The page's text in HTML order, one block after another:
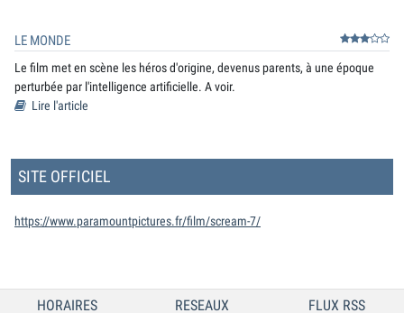
LE MONDE
Le film met en scène les héros d'origine, devenus parents, à une époque
perturbée par l'intelligence artificielle. A voir.
Lire l'article
SITE OFFICIEL
https://www.paramountpictures.fr/film/scream-7/
HORAIRES RESEAUX FLUX RSS